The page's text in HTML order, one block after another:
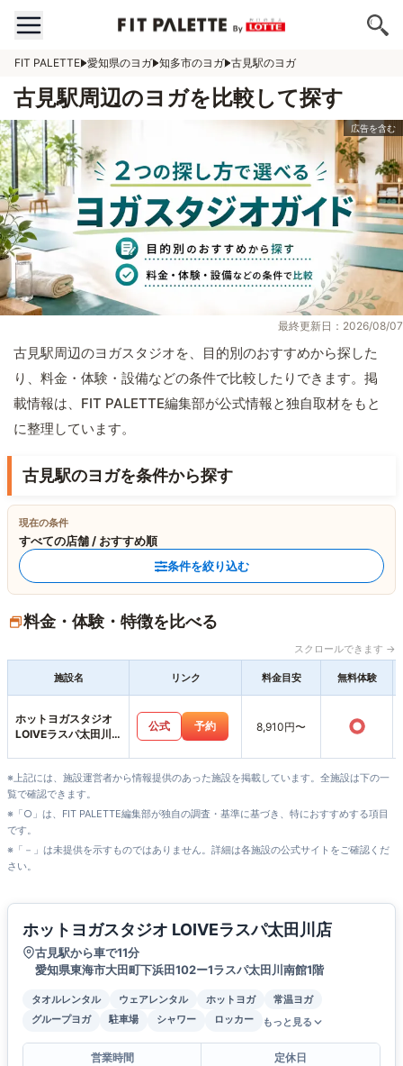
FIT PALETTE 愛知県のヨガ 知多市のヨガ 古見駅のヨガ
古見駅周辺のヨガを比較して探す
最終更新日：2026/08/07
古見駅周辺のヨガスタジオを、目的別のおすすめから探した
り、料金・体験・設備などの条件で比較したりできます。掲
載情報は、FIT PALETTE編集部が公式情報と独自取材をもと
に整理しています。
古見駅のヨガを条件から探す
現在の条件
すべての店舗 / おすすめ順
条件を絞り込む
料金・体験・特徴を比べる
スクロールできます →
施設名 リンク 料金目安 無料体験
ホットヨガスタジオ
LOIVEラスパ太田川
公式 予約 8,910円〜 ○
※上記には、施設運営者から情報提供のあった施設を掲載しています。全施設は下の一
覧で確認できます。
※「○」は、FIT PALETTE編集部が独自の調査・基準に基づき、特におすすめする項目
です。
※「－」は未提供を示すものではありません。詳細は各施設の公式サイトをご確認くだ
さい。
ホットヨガスタジオ LOIVEラスパ太田川店
古見駅から車で11分
愛知県東海市大田町下浜田102ー1ラスパ太田川南館1階
タオルレンタル ウェアレンタル ホットヨガ
常温ヨガ
グループヨガ
駐車場 シャワー ロッカー もっと見る
営業時間
定休日